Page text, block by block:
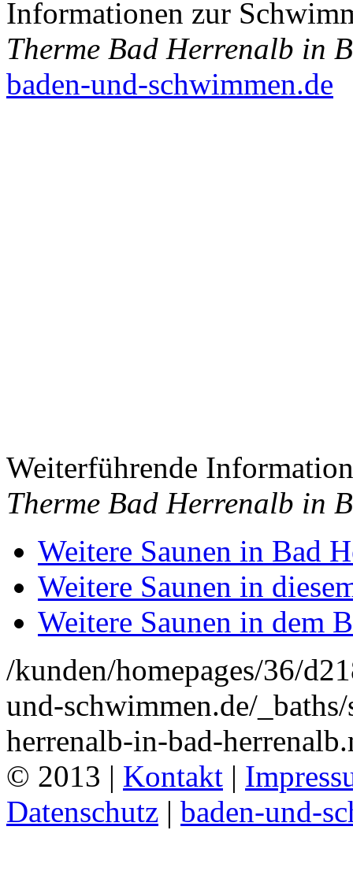
Informationen zur
Therme Bad Herrenalb in
baden-und-schwimmen.de
Weiterführende
Therme Bad Herrenalb in
Weitere Saunen in Bad
Weitere Saunen in
Weitere Saunen in dem
/kunden/homepages/36/
und-schwimmen.de/
herrenalb-in-bad-
© 2013 | Kontakt |
Datenschutz | baden-und-